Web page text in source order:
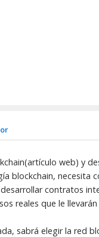
web) y
blockchain, necesita
contratos
reales que le
sabrá elegir la red